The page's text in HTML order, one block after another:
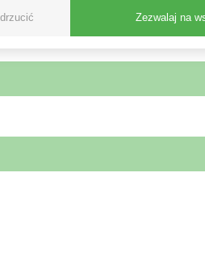
Zezwalaj na